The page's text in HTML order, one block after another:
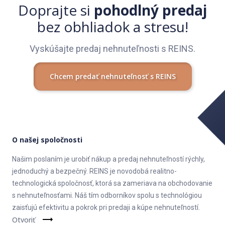
Doprajte si pohodlný predaj
bez obhliadok a stresu!
Vyskúšajte predaj nehnuteľnosti s REINS.
Chcem predať nehnuteľnosť s REINS
O našej spoločnosti
Našim poslaním je urobiť nákup a predaj nehnuteľností rýchly,
jednoduchý a bezpečný. REINS je novodobá realitno-
technologická spoločnosť, ktorá sa zameriava na obchodovanie
s nehnuteľnosťami. Náš tím odborníkov spolu s technológiou
zaisťujú efektivitu a pokrok pri predaji a kúpe nehnuteľností.
Otvoriť